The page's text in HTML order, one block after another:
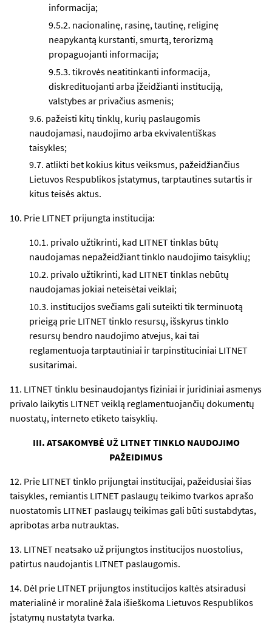
informacija;
9.5.2. nacionalinę, rasinę, tautinę, religinę
neapykantą kurstanti, smurtą, terorizmą
propaguojanti informacija;
9.5.3. tikrovės neatitinkanti informacija,
diskredituojanti arba įžeidžianti instituciją,
valstybes ar privačius asmenis;
9.6. pažeisti kitų tinklų, kurių paslaugomis
naudojamasi, naudojimo arba ekvivalentiškas
taisykles;
9.7. atlikti bet kokius kitus veiksmus, pažeidžiančius
Lietuvos Respublikos įstatymus, tarptautines sutartis ir
kitus teisės aktus.
10. Prie LITNET prijungta institucija:
10.1. privalo užtikrinti, kad LITNET tinklas būtų
naudojamas nepažeidžiant tinklo naudojimo taisyklių;
10.2. privalo užtikrinti, kad LITNET tinklas nebūtų
naudojamas jokiai neteisėtai veiklai;
10.3. institucijos svečiams gali suteikti tik terminuotą
prieigą prie LITNET tinklo resursų, išskyrus tinklo
resursų bendro naudojimo atvejus, kai tai
reglamentuoja tarptautiniai ir tarpinstituciniai LITNET
susitarimai.
11. LITNET tinklu besinaudojantys fiziniai ir juridiniai asmenys
privalo laikytis LITNET veiklą reglamentuojančių dokumentų
nuostatų, interneto etiketo taisyklių.
III. ATSAKOMYBĖ UŽ LITNET TINKLO NAUDOJIMO
PAŽEIDIMUS
12. Prie LITNET tinklo prijungtai institucijai, pažeidusiai šias
taisykles, remiantis LITNET paslaugų teikimo tvarkos aprašo
nuostatomis LITNET paslaugų teikimas gali būti sustabdytas,
apribotas arba nutrauktas.
13. LITNET neatsako už prijungtos institucijos nuostolius,
patirtus naudojantis LITNET paslaugomis.
14. Dėl prie LITNET prijungtos institucijos kaltės atsiradusi
materialinė ir moralinė žala išieškoma Lietuvos Respublikos
įstatymų nustatyta tvarka.